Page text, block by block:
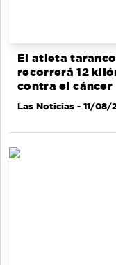
El atleta
recorrerá 12
contra el cáncer
Las Noticias - 11/08/